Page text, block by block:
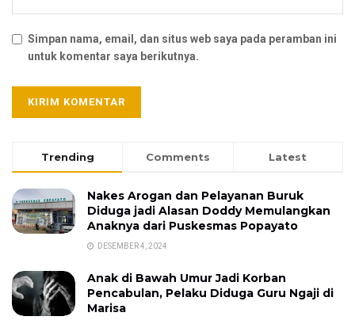
Simpan nama, email, dan situs web saya pada peramban ini
untuk komentar saya berikutnya.
Trending Comments Latest
Nakes Arogan dan Pelayanan Buruk
Diduga jadi Alasan Doddy Memulangkan
Anaknya dari Puskesmas Popayato
DESEMBER 4, 2024
Anak di Bawah Umur Jadi Korban
Pencabulan, Pelaku Diduga Guru Ngaji di
Marisa